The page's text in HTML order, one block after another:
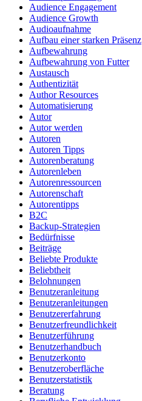
Audience Engagement
Audience Growth
Audioaufnahme
Aufbau einer starken Präsenz
Aufbewahrung
Aufbewahrung von Futter
Austausch
Authentizität
Author Resources
Automatisierung
Autor
Autor werden
Autoren
Autoren Tipps
Autorenberatung
Autorenleben
Autorenressourcen
Autorenschaft
Autorentipps
B2C
Backup-Strategien
Bedürfnisse
Beiträge
Beliebte Produkte
Beliebtheit
Belohnungen
Benutzeranleitung
Benutzeranleitungen
Benutzererfahrung
Benutzerfreundlichkeit
Benutzerführung
Benutzerhandbuch
Benutzerkonto
Benutzeroberfläche
Benutzerstatistik
Beratung